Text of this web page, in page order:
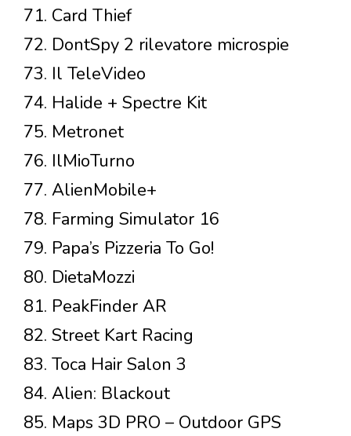
71. Card Thief
72. DontSpy 2 rilevatore microspie
73. Il TeleVideo
74. Halide + Spectre Kit
75. Metronet
76. IlMioTurno
77. AlienMobile+
78. Farming Simulator 16
79. Papa’s Pizzeria To Go!
80. DietaMozzi
81. PeakFinder AR
82. Street Kart Racing
83. Toca Hair Salon 3
84. Alien: Blackout
85. Maps 3D PRO – Outdoor GPS